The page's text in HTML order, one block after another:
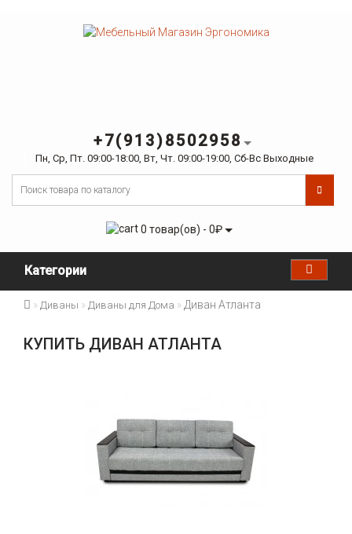
+7(913)8502958
Пн, Ср, Пт. 09:00-18:00, Вт, Чт. 09:00-19:00, Сб-Вс Выходные
0 товар(ов) - 0₽
Категории
Диваны Диваны для Дома Диван Атланта
КУПИТЬ ДИВАН АТЛАНТА